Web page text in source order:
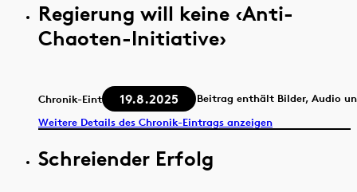
Regierung will keine ‹Anti-
Chaoten-Initiative›
Chronik-Eintrag 19.8.2025
Beitrag enthält Bilder, Audio
Weitere Details des Chronik-Eintrags anzeigen
Schreiender Erfolg